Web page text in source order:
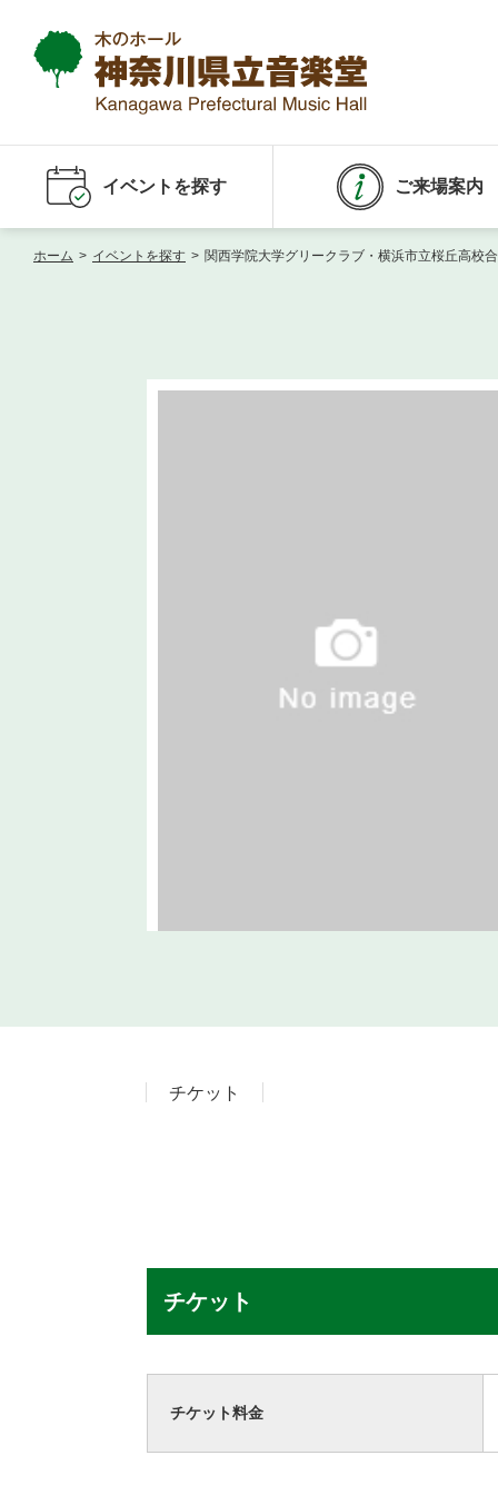
イベントを探す ご来場案内
ホーム > イベントを探す > 関西学院大学グリークラブ・横浜市立桜丘高校
チケット
チケット
チケット料金